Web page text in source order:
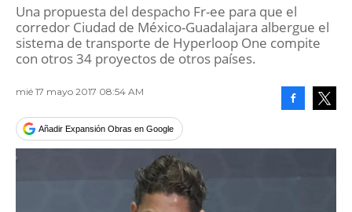
Una propuesta del despacho Fr-ee para que el
corredor Ciudad de México-Guadalajara albergue el
sistema de transporte de Hyperloop One compite
con otros 34 proyectos de otros países.
mié 17 mayo 2017 08:54 AM
Añadir Expansión Obras en Google